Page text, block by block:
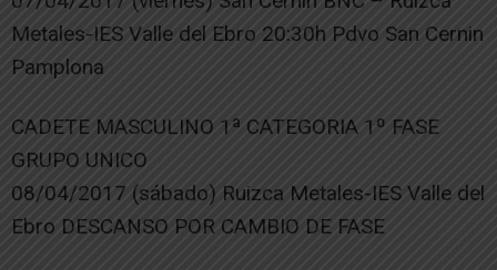
Metales-IES Valle del Ebro 20:30h Pdvo San Cernin
Pamplona
CADETE MASCULINO 1ª CATEGORIA 1º FASE
GRUPO UNICO
08/04/2017 (sábado) Ruizca Metales-IES Valle del
Ebro DESCANSO POR CAMBIO DE FASE